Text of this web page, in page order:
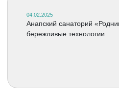
04.02.2025
Анапский санаторий
бережливые технологии